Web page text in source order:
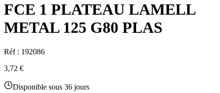
FCE 1 PLATEAU LAMELL
METAL 125 G80 PLAS
Réf : 192086
3,72 €
Disponible sous 36 jours